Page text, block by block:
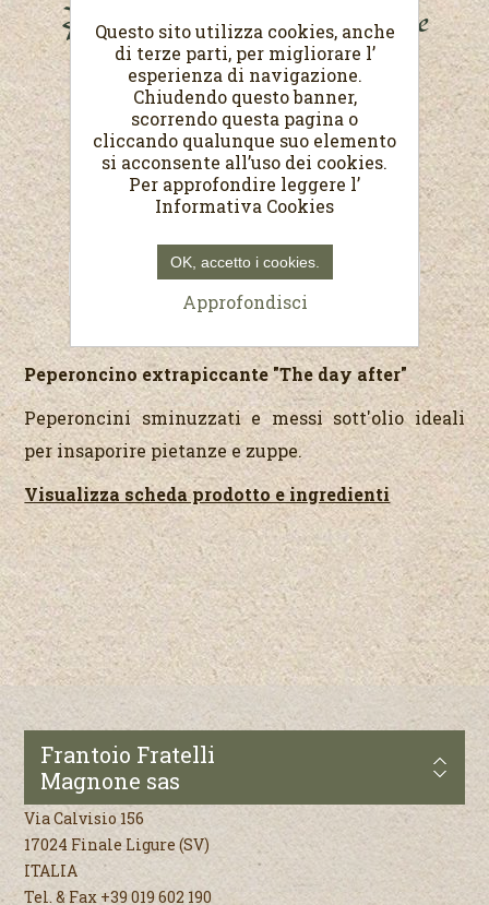
Peperoncino extrapiccante
Peso netto 170 g
€5,20
(Prezzo al Kg. €30,59)
Peperoncino extrapiccante "The day after"
Peperoncini sminuzzati e messi sott'olio ideali
per insaporire pietanze e zuppe.
Visualizza scheda prodotto e ingredienti
Frantoio Fratelli
Magnone sas
Via Calvisio 156
17024 Finale Ligure (SV)
ITALIA
Tel. & Fax +39 019 602 190
Questo sito utilizza cookies, anche
di terze parti, per migliorare l’
esperienza di navigazione.
Chiudendo questo banner,
scorrendo questa pagina o
cliccando qualunque suo elemento
si acconsente all’uso dei cookies.
Per approfondire leggere l’
Informativa Cookies
OK, accetto i cookies.
Approfondisci